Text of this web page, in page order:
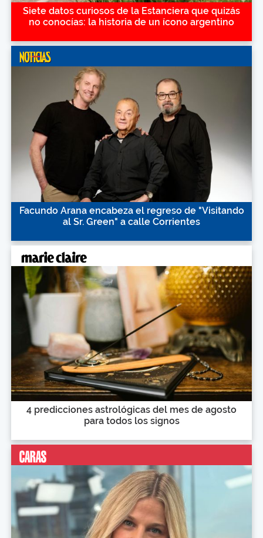
Siete datos curiosos de la Estanciera que quizás
no conocías: la historia de un ícono argentino
Facundo Arana encabeza el regreso de "Visitando
al Sr. Green" a calle Corrientes
4 predicciones astrológicas del mes de agosto
para todos los signos